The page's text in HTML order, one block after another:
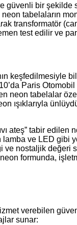
güvenli bir
tabelaların
transformatör
test edilir ve
keşfedilmesiyle
Paris Otomobil
neon tabelalar
ışıklarıyla
ateş” tabir edilen
ve LED gibi
nostaljik değeri
formunda,
verebilen
sunar: